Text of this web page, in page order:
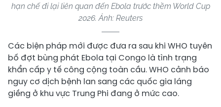
hạn chế đi lại liên quan đến Ebola trước thềm World Cup
2026. Ảnh: Reuters
Các biện pháp mới được đưa ra sau khi WHO tuyên
bố đợt bùng phát Ebola tại Congo là tình trạng
khẩn cấp y tế công cộng toàn cầu. WHO cảnh báo
nguy cơ dịch bệnh lan sang các quốc gia láng
giềng ở khu vực Trung Phi đang ở mức cao.